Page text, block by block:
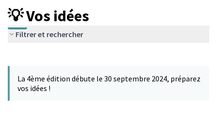
💡 Vos idées
Filtrer et rechercher
−
La 4ème édition débute le 30 septembre 2024, préparez
vos idées !